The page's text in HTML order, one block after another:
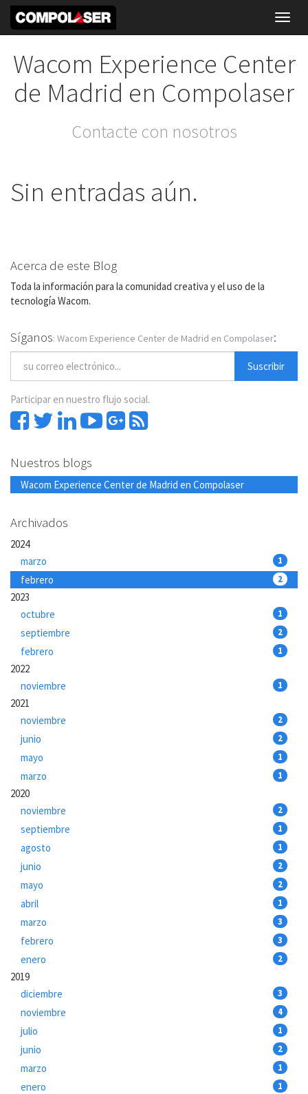
Wacom Experience Center
de Madrid en Compolaser
Contacte con nosotros
Sin entradas aún.
Acerca de este Blog
Toda la información para la comunidad creativa y el uso de la
tecnología Wacom.
Síganos: Wacom Experience Center de Madrid en Compolaser:
Suscribir
Participar en nuestro flujo social.
Nuestros blogs
Wacom Experience Center de Madrid en Compolaser
Archivados
2024
marzo
1
febrero 2
2023
octubre
1
septiembre 2
febrero 1
2022
noviembre
1
2021
noviembre
2
junio 2
mayo 1
marzo 1
2020
noviembre
2
septiembre 1
agosto 1
junio 2
mayo 2
abril 1
marzo 3
febrero 3
enero 2
2019
diciembre
3
noviembre 4
julio 1
junio 2
marzo 1
enero 1